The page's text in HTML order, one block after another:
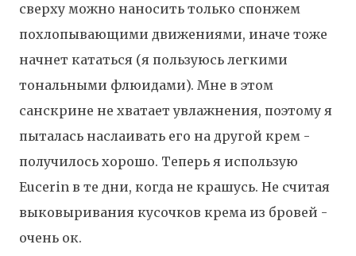
сверху можно наносить только спонжем
похлопывающими движениями, иначе тоже
начнет кататься (я пользуюсь легкими
тональными флюидами). Мне в этом
санскрине не хватает увлажнения, поэтому я
пыталась наслаивать его на другой крем -
получилось хорошо. Теперь я использую
Eucerin в те дни, когда не крашусь. Не считая
выковыривания кусочков крема из бровей -
очень ок.